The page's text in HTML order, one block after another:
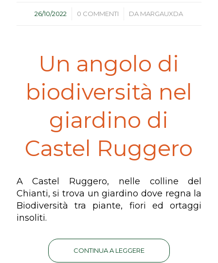
26/10/2022
/ 0 COMMENTI
/ DA MARGAUXDA
Un angolo di
biodiversità nel
giardino di
Castel Ruggero
A Castel Ruggero, nelle colline del
Chianti, si trova un giardino dove regna la
Biodiversità tra piante, fiori ed ortaggi
insoliti.
CONTINUA A LEGGERE